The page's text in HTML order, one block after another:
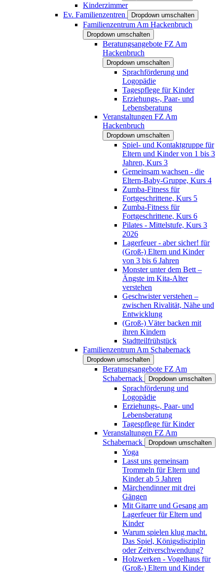
Kinderzimmer
Ev. Familienzentren
Dropdown umschalten
Familienzentrum Am Hackenbruch
Dropdown umschalten
Beratungsangebote FZ Am
Hackenbruch
Dropdown umschalten
Sprachförderung und
Logopädie
Tagespflege für Kinder
Erziehungs-, Paar- und
Lebensberatung
Veranstaltungen FZ Am
Hackenbruch
Dropdown umschalten
Spiel- und Kontaktgruppe für
Eltern und Kinder von 1 bis 3
Jahren, Kurs 3
Gemeinsam wachsen - die
Eltern-Baby-Gruppe, Kurs 4
Zumba-Fitness für
Fortgeschrittene, Kurs 5
Zumba-Fitness für
Fortgeschrittene, Kurs 6
Pilates - Mittelstufe, Kurs 3
2026
Lagerfeuer - aber sicher! für
(Groß-) Eltern und Kinder
von 3 bis 6 Jahren
Monster unter dem Bett –
Ängste im Kita-Alter
verstehen
Geschwister verstehen –
zwischen Rivalität, Nähe und
Entwicklung
(Groß-) Väter backen mit
ihren Kindern
Stadtteilfrühstück
Familienzentrum Am Schabernack
Dropdown umschalten
Beratungsangebote FZ Am
Schabernack
Dropdown umschalten
Sprachförderung und
Logopädie
Erziehungs-, Paar- und
Lebensberatung
Tagespflege für Kinder
Veranstaltungen FZ Am
Schabernack
Dropdown umschalten
Yoga
Lasst uns gemeinsam
Trommeln für Eltern und
Kinder ab 5 Jahren
Märchendinner mit drei
Gängen
Mit Gitarre und Gesang am
Lagerfeuer für Eltern und
Kinder
Warum spielen klug macht.
Das Spiel, Königsdisziplin
oder Zeitverschwendung?
Holzwerken - Vogelhaus für
(Groß-) Eltern und Kinder